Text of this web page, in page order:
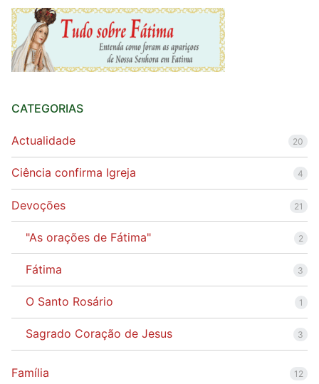
Quem somos nós
CATEGORIAS
Actualidade 20
Ciência confirma Igreja 4
Devoções 21
"As orações de Fátima" 2
Fátima 3
O Santo Rosário 1
Sagrado Coração de Jesus 3
Família 12